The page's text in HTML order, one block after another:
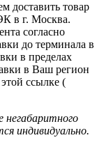
доставить товар
в г. Москва.
согласно
до терминала в
в пределах
в Ваш регион
ссылке (
негабаритного
индивидуально.